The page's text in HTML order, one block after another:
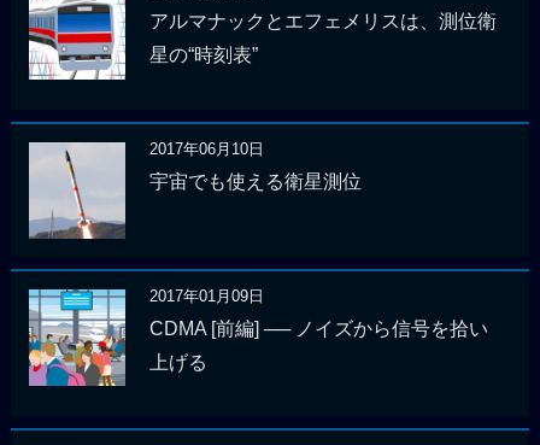
アルマナックとエフェメリスは、測位衛
星の“時刻表”
2017年06月10日
宇宙でも使える衛星測位
2017年01月09日
CDMA [前編] ── ノイズから信号を拾い
上げる